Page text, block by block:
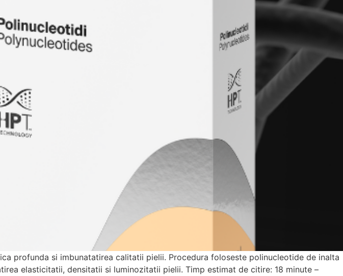
profunda si imbunatatirea calitatii pielii. Procedura foloseste polinucleotide de inalta
elasticitatii, densitatii si luminozitatii pielii. Timp estimat de citire: 18 minute –